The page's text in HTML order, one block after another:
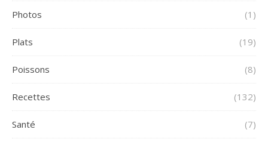
Photos (1)
Plats (19)
Poissons (8)
Recettes (132)
Santé (7)